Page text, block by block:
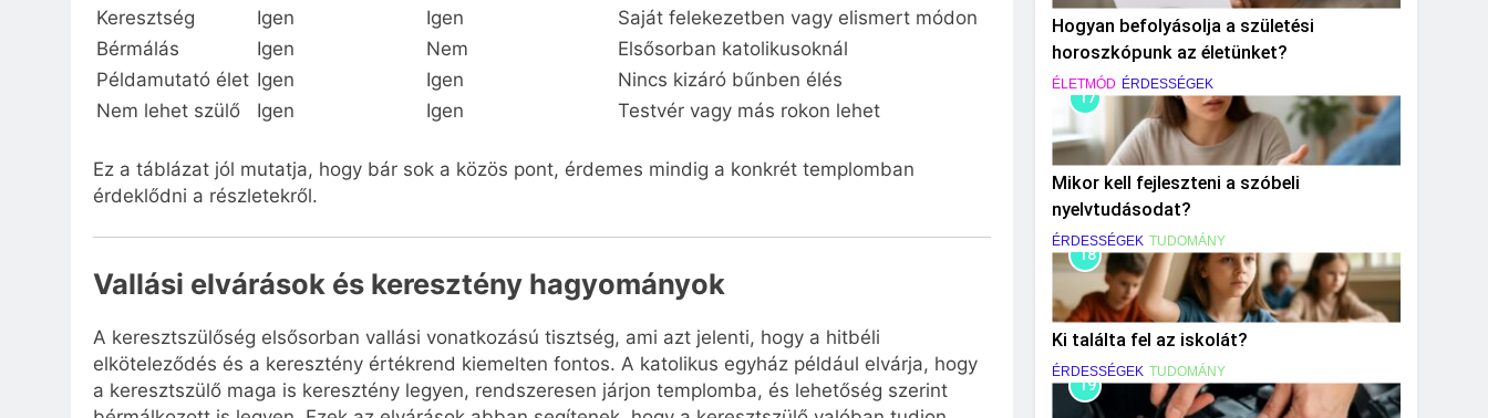
Keresztség
Igen Igen
Saját felekezetben vagy elismert módon
Bérmálás
Igen Nem
Elsősorban katolikusoknál
Példamutató élet Igen Igen
Nincs kizáró bűnben élés
Nem lehet szülő
Igen Igen Testvér vagy más rokon lehet
Ez a táblázat jól mutatja, hogy bár sok a közös pont, érdemes mindig a konkrét templomban
érdeklődni a részletekről.
Vallási elvárások és keresztény hagyományok
A keresztszülőség elsősorban vallási vonatkozású tisztség, ami azt jelenti, hogy a hitbéli
elköteleződés és a keresztény értékrend kiemelten fontos. A katolikus egyház például elvárja, hogy
a keresztszülő maga is keresztény legyen, rendszeresen járjon templomba, és lehetőség szerint
Hogyan befolyásolja a születési
horoszkópunk az életünket?
ÉLETMÓD ÉRDESSÉGEK
17
Mikor kell fejleszteni a szóbeli
nyelvtudásodat?
ÉRDESSÉGEK TUDOMÁNY
18
Ki találta fel az iskolát?
ÉRDESSÉGEK TUDOMÁNY
19